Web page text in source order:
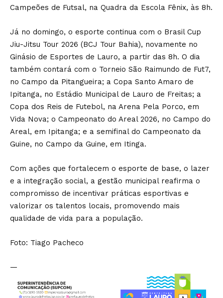
Campeões de Futsal, na Quadra da Escola Fênix, às 8h.
Já no domingo, o esporte continua com o Brasil Cup
Jiu-Jitsu Tour 2026 (BCJ Tour Bahia), novamente no
Ginásio de Esportes de Lauro, a partir das 8h. O dia
também contará com o Torneio São Raimundo de Fut7,
no Campo da Pitangueira; a Copa Santo Amaro de
Ipitanga, no Estádio Municipal de Lauro de Freitas; a
Copa dos Reis de Futebol, na Arena Pela Porco, em
Vida Nova; o Campeonato do Areal 2026, no Campo do
Areal, em Ipitanga; e a semifinal do Campeonato da
Guine, no Campo da Guine, em Itinga.
Com ações que fortalecem o esporte de base, o lazer
e a integração social, a gestão municipal reafirma o
compromisso de incentivar práticas esportivas e
valorizar os talentos locais, promovendo mais
qualidade de vida para a população.
Foto: Tiago Pacheco
—